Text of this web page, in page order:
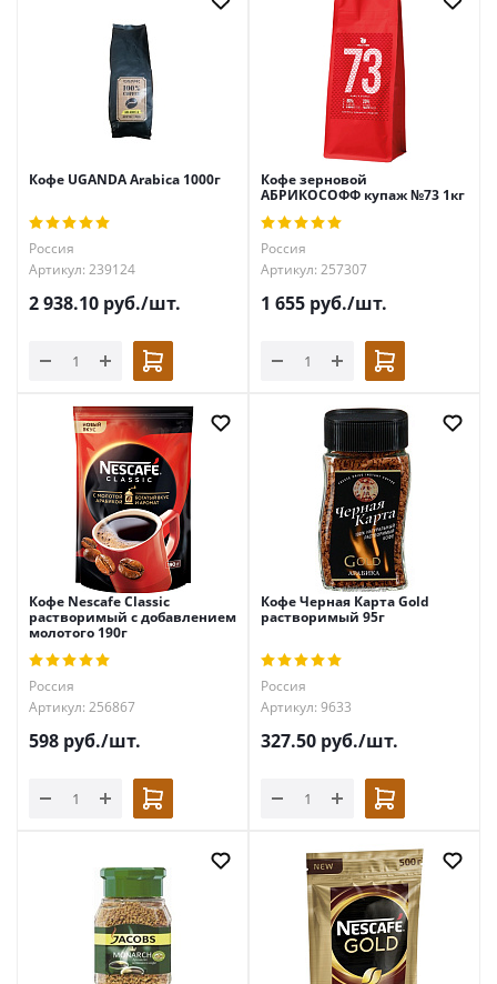
Кофе UGANDA Arabica 1000г
Россия
Артикул: 239124
2 938.10 руб./шт.
Кофе зерновой
АБРИКОСОФФ купаж №73 1кг
Россия
Артикул: 257307
1 655 руб./шт.
Кофе Nescafe Classic
растворимый с добавлением
молотого 190г
Россия
Артикул: 256867
598 руб./шт.
Кофе Черная Карта Gold
растворимый 95г
Россия
Артикул: 9633
327.50 руб./шт.